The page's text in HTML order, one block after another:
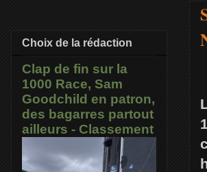
Choix de la rédaction
Clap de fin sur la
1000 Race, Sam
Goodchild en patron,
des bagarres partout
ailleurs - Classement